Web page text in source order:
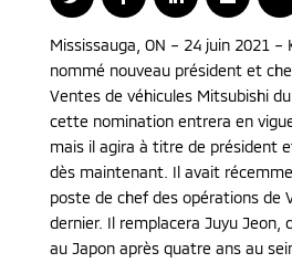
Mississauga, ON – 24 juin 2021 –
nommé nouveau président et
Ventes de véhicules Mitsubishi du
cette nomination entrera en
mais il agira à titre de président
dès maintenant. Il avait
poste de chef des opérations de
dernier. Il remplacera Juyu Jeon,
au Japon après quatre ans au